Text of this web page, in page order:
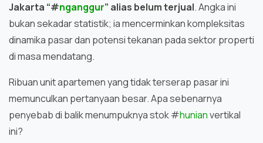
Jakarta “#nganggur” alias belum terjual. Angka ini
bukan sekadar statistik; ia mencerminkan kompleksitas
dinamika pasar dan potensi tekanan pada sektor properti
di masa mendatang.
Ribuan unit apartemen yang tidak terserap pasar ini
memunculkan pertanyaan besar. Apa sebenarnya
penyebab di balik menumpuknya stok #hunianvertikal
ini?